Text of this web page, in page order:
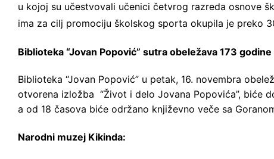
u kojoj su učestvovali učenici četvrog razreda osnove
ima za cilj promociju školskog sporta okupila je preko
Biblioteka “Jovan Popović” sutra obeležava 173
Biblioteka “Jovan Popović” u petak, 16. novembra
otvorena izložba “Život i delo Jovana Popovića”, biće
a od 18 časova biće održano književno veče sa
Narodni muzej Kikinda: